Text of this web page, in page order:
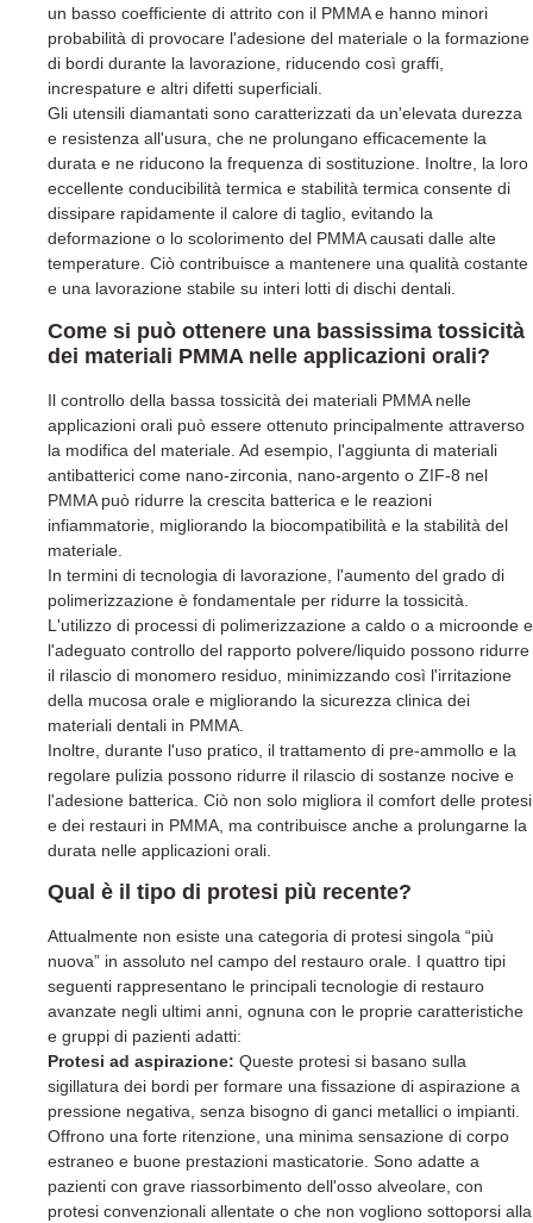
un basso coefficiente di attrito con il PMMA e hanno minori
probabilità di provocare l'adesione del materiale o la formazione
di bordi durante la lavorazione, riducendo così graffi,
increspature e altri difetti superficiali.
Gli utensili diamantati sono caratterizzati da un'elevata durezza
e resistenza all'usura, che ne prolungano efficacemente la
durata e ne riducono la frequenza di sostituzione. Inoltre, la loro
eccellente conducibilità termica e stabilità termica consente di
dissipare rapidamente il calore di taglio, evitando la
deformazione o lo scolorimento del PMMA causati dalle alte
temperature. Ciò contribuisce a mantenere una qualità costante
e una lavorazione stabile su interi lotti di dischi dentali.
Come si può ottenere una bassissima tossicità
dei materiali PMMA nelle applicazioni orali?
Il controllo della bassa tossicità dei materiali PMMA nelle
applicazioni orali può essere ottenuto principalmente attraverso
la modifica del materiale. Ad esempio, l'aggiunta di materiali
antibatterici come nano-zirconia, nano-argento o ZIF-8 nel
PMMA può ridurre la crescita batterica e le reazioni
infiammatorie, migliorando la biocompatibilità e la stabilità del
materiale.
In termini di tecnologia di lavorazione, l'aumento del grado di
polimerizzazione è fondamentale per ridurre la tossicità.
L'utilizzo di processi di polimerizzazione a caldo o a microonde e
l'adeguato controllo del rapporto polvere/liquido possono ridurre
il rilascio di monomero residuo, minimizzando così l'irritazione
della mucosa orale e migliorando la sicurezza clinica dei
materiali dentali in PMMA.
Inoltre, durante l'uso pratico, il trattamento di pre-ammollo e la
regolare pulizia possono ridurre il rilascio di sostanze nocive e
l'adesione batterica. Ciò non solo migliora il comfort delle protesi
e dei restauri in PMMA, ma contribuisce anche a prolungarne la
durata nelle applicazioni orali.
Qual è il tipo di protesi più recente?
Attualmente non esiste una categoria di protesi singola “più
nuova” in assoluto nel campo del restauro orale. I quattro tipi
seguenti rappresentano le principali tecnologie di restauro
avanzate negli ultimi anni, ognuna con le proprie caratteristiche
e gruppi di pazienti adatti:
Protesi ad aspirazione: Queste protesi si basano sulla
sigillatura dei bordi per formare una fissazione di aspirazione a
pressione negativa, senza bisogno di ganci metallici o impianti.
Offrono una forte ritenzione, una minima sensazione di corpo
estraneo e buone prestazioni masticatorie. Sono adatte a
pazienti con grave riassorbimento dell'osso alveolare, con
protesi convenzionali allentate o che non vogliono sottoporsi alla